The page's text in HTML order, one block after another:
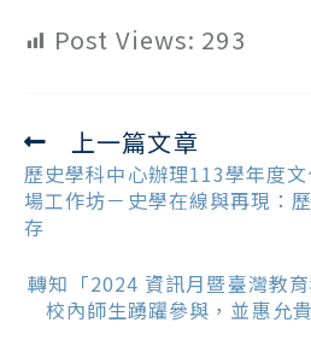
Post Views: 293
Read
more
articles
上一篇文章
歷史學科中心辦理113學年度
場工作坊－史學在線與再現：
存
轉知「2024 資訊月暨臺灣教
校內師生踴躍參與，並惠允